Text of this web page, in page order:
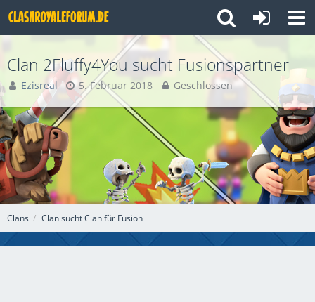
Clans Clan sucht Clan für Fusion
Clan 2Fluffy4You sucht Fusionspartner
Ezisreal 5. Februar 2018 Geschlossen